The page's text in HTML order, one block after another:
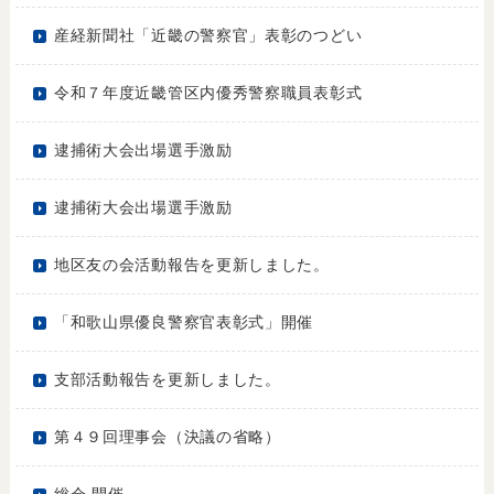
産経新聞社「近畿の警察官」表彰のつどい
令和７年度近畿管区内優秀警察職員表彰式
逮捕術大会出場選手激励
逮捕術大会出場選手激励
地区友の会活動報告を更新しました。
「和歌山県優良警察官表彰式」開催
支部活動報告を更新しました。
第４９回理事会（決議の省略）